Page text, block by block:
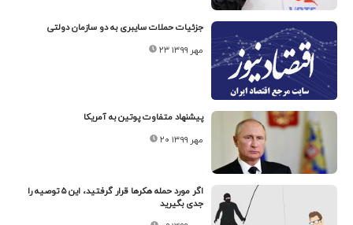
جزئیات حملات سایبری به دو سازمان دولتی
۲۳ مهر ۱۳۹۹
پیشنهاد متفاوت پوتین به آمریکا
۲۰ مهر ۱۳۹۹
اگر مورد حمله‌ هکرها قرار گرفتید، این ۵ توصیه را
جدی بگیرید